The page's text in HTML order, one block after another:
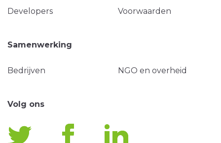
Developers Voorwaarden
Samenwerking
Bedrijven NGO en overheid
Volg ons